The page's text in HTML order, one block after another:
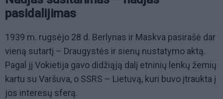
pasidalijimas
1939 m. rugsėjo 28 d. Berlynas ir Maskva pasirašė dar
vieną sutartį – Draugystės ir sienų nustatymo aktą.
Pagal jį Vokietija gavo didžiąją dalį etninių lenkų žemių
kartu su Varšuva, o SSRS – Lietuvą, kuri buvo įtraukta į
jos interesų sferą.